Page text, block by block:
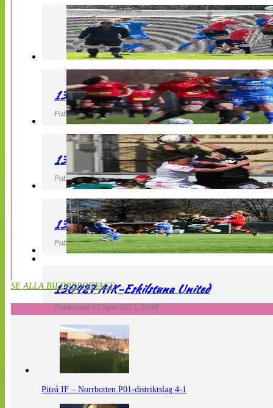
130427 LB 07 – QBIK
Publicerad 27 April 2013, 22:40
130427 IF Limhamn Bunkeflo – QBIK
Publicerad 27 April 2013, 21:10
130427 LdB FC Malmö – Mallbackens IF
Publicerad 27 April 2013, 20:54
130427 AIK-Eskilstuna United
Publicerad 27 April 2013, 20:48
SE ALLA BILDREPORTAGE
Piteå IF – Norrbotten P01-distriktslag 4-1